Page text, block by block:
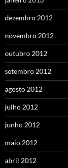
dezembro 2012
novembro 2012
outubro 2012
setembro 2012
agosto 2012
julho 2012
junho 2012
maio 2012
abril 2012